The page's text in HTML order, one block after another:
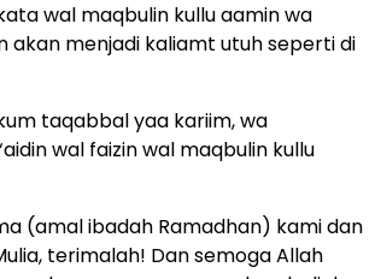
wal maqbulin kullu aamin wa
akan menjadi kaliamt utuh seperti di
taqabbal yaa kariim, wa
wal faizin wal maqbulin kullu
(amal ibadah Ramadhan) kami dan
terimalah! Dan semoga Allah